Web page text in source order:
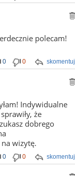
polecam!
skomentuj
0 0
Indywidualne
że
dobrego
wizytę.
skomentuj
0 0